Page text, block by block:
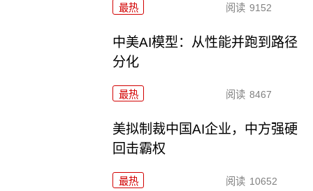
最热 阅读 9152
中美AI模型：从性能并跑到路径
分化
最热 阅读 8467
美拟制裁中国AI企业，中方强硬
回击霸权
最热 阅读 10652